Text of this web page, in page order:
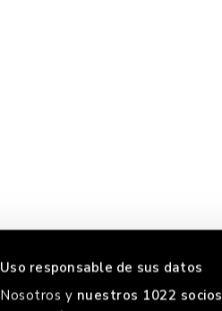
Uso responsable de sus datos
Nosotros y nuestros 1022 socios